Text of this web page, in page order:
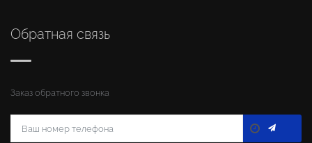
Обратная связь
Заказ обратного звонка